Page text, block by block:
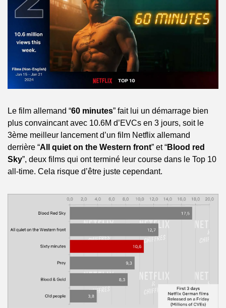
Le film allemand “60 minutes” fait lui un démarrage bien
plus convaincant avec 10.6M d’EVCs en 3 jours, soit le
3ème meilleur lancement d’un film Netflix allemand
derrière “All quiet on the Western front” et “Blood red
Sky”, deux films qui ont terminé leur course dans le Top 10
all-time. Cela risque d’être juste cependant.